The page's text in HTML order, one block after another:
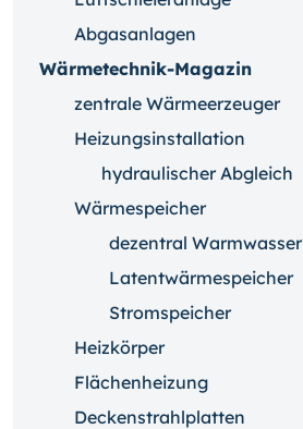
Abgasanlagen
Wärmetechnik-Magazin
zentrale Wärmeerzeuger
Heizungsinstallation
hydraulischer Abgleich
Wärmespeicher
dezentral Warmwasser
Latentwärmespeicher
Stromspeicher
Heizkörper
Flächenheizung
Deckenstrahlplatten